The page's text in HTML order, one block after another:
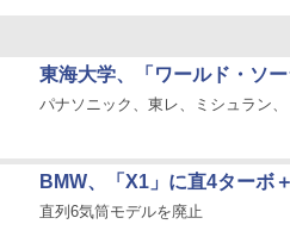
東海大学、「ワールド・ソ
パナソニック、東レ、ミシュラン
BMW、「X1」に直4ターボ
直列6気筒モデルを廃止